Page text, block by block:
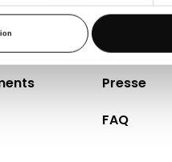
Contact
Presse
FAQ